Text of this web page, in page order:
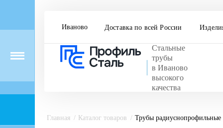
Иваново Доставка по всей России
Стальные
трубы
в Иваново
высокого
качества
Главная Каталог товаров Трубы радиуснопрофильные